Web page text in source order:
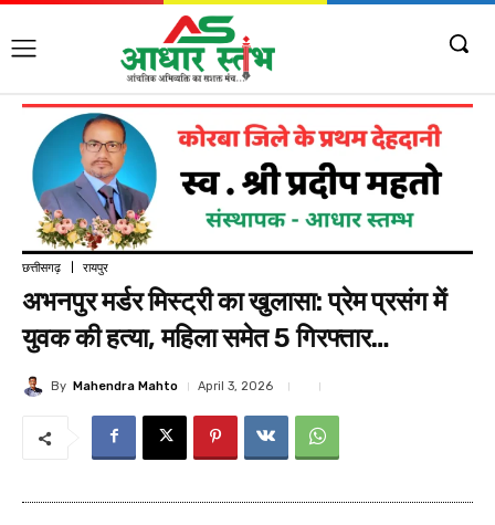
छत्तीसगढ़ रायपुर
अभनपुर मर्डर मिस्ट्री का खुलासा: प्रेम प्रसंग में
युवक की हत्या, महिला समेत 5 गिरफ्तार…
By Mahendra Mahto April 3, 2026